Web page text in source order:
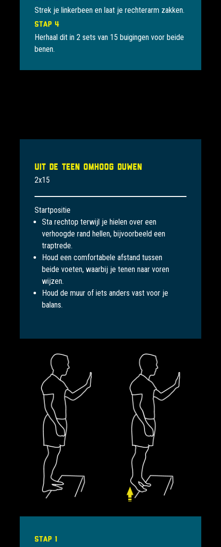
Strek je linkerbeen en laat je rechterarm zakken.
Stap 4
Herhaal dit in 2 sets van 15 buigingen voor beide
benen.
Uit de teen omhoog duwen
2x15
Startpositie
Sta rechtop terwijl je hielen over een
verhoogde rand hellen, bijvoorbeeld een
traptrede.
Houd een comfortabele afstand tussen
beide voeten, waarbij je tenen naar voren
wijzen.
Houd de muur of iets anders vast voor je
balans.
Stap 1